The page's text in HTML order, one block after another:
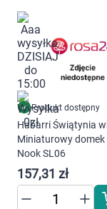
Produkt dostępny
Habarri Świątynia
Miniaturowy domek
Nook SL06
157,31 zł